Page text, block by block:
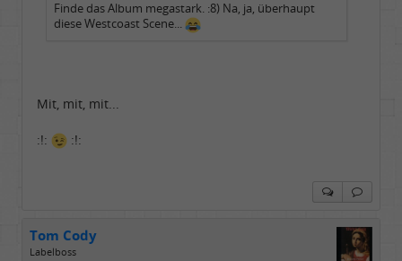
Finde das Album megastark. :8) Na, ja, überhaupt
diese Westcoast Scene...
Mit, mit, mit...
:!: :!:
Tom Cody
Labelboss